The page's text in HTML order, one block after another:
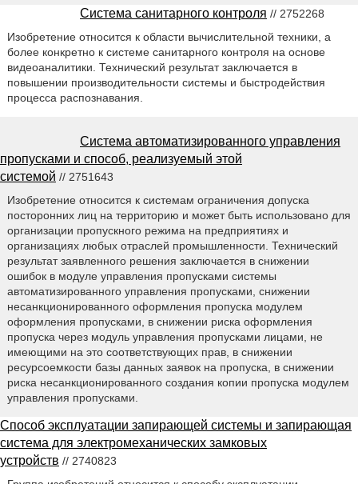
Система санитарного контроля // 2752268
Изобретение относится к области вычислительной техники, а
более конкретно к системе санитарного контроля на основе
видеоаналитики. Технический результат заключается в
повышении производительности системы и быстродействия
процесса распознавания.
Система автоматизированного управления
пропусками и способ, реализуемый этой
системой // 2751643
Изобретение относится к системам ограничения допуска
посторонних лиц на территорию и может быть использовано для
организации пропускного режима на предприятиях и
организациях любых отраслей промышленности. Технический
результат заявленного решения заключается в снижении
ошибок в модуле управления пропусками системы
автоматизированного управления пропусками, снижении
несанкционированного оформления пропуска модулем
оформления пропусками, в снижении риска оформления
пропуска через модуль управления пропусками лицами, не
имеющими на это соответствующих прав, в снижении
ресурсоемкости базы данных заявок на пропуска, в снижении
риска несанкционированного создания копии пропуска модулем
управления пропусками.
Способ эксплуатации запирающей системы и запирающая
система для электромеханических замковых
устройств // 2740823